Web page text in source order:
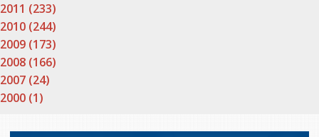
2011 (233)
2010 (244)
2009 (173)
2008 (166)
2007 (24)
2000 (1)